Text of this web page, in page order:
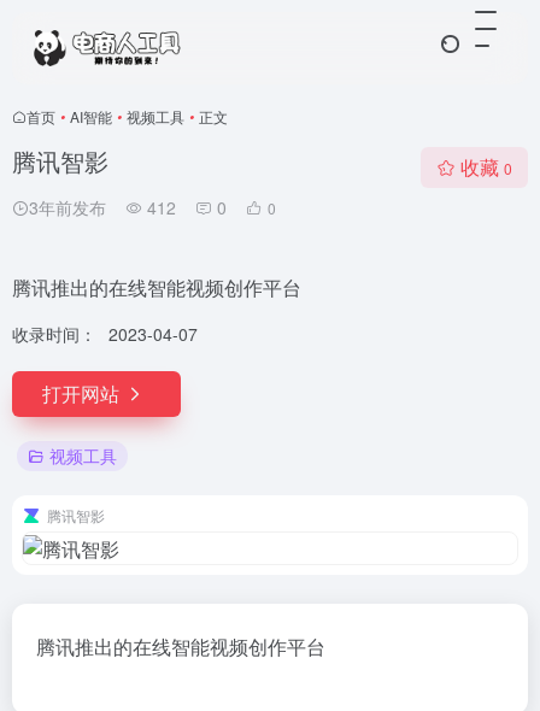
首页 • AI智能 • 视频工具 • 正文
腾讯智影
3年前发布 412 0 0
收藏 0
腾讯推出的在线智能视频创作平台
收录时间： 2023-04-07
打开网站
视频工具
腾讯智影
腾讯推出的在线智能视频创作平台